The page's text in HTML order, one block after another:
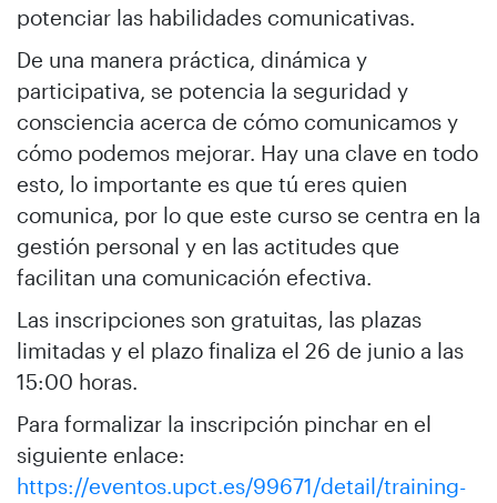
potenciar las habilidades comunicativas.
De una manera práctica, dinámica y
participativa, se potencia la seguridad y
consciencia acerca de cómo comunicamos y
cómo podemos mejorar. Hay una clave en todo
esto, lo importante es que tú eres quien
comunica, por lo que este curso se centra en la
gestión personal y en las actitudes que
facilitan una comunicación efectiva.
Las inscripciones son gratuitas, las plazas
limitadas y el plazo finaliza el 26 de junio a las
15:00 horas.
Para formalizar la inscripción pinchar en el
siguiente enlace:
https://eventos.upct.es/99671/detail/training-